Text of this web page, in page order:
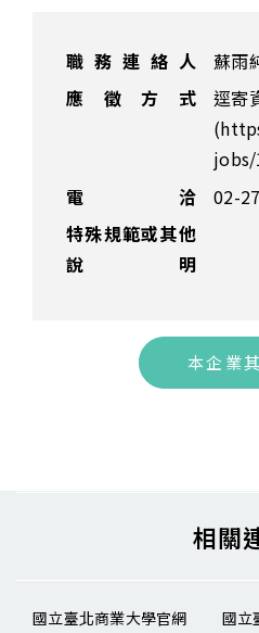
職務連絡人
蘇雨
應徵方式
逕寄
jobs/
電 洽
02-
特殊規範或其他
說明
本企業
相關
國立臺北商業大學官網
國立